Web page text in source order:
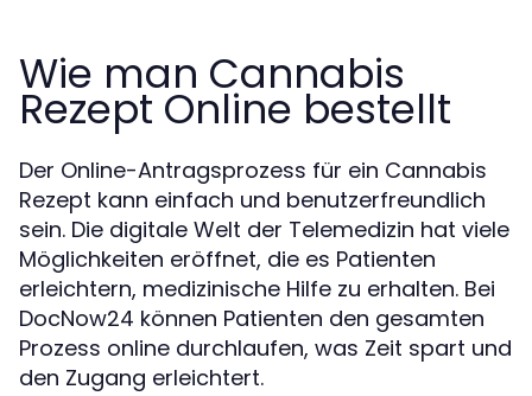
Wie man Cannabis
Rezept Online bestellt
Der Online-Antragsprozess für ein Cannabis
Rezept kann einfach und benutzerfreundlich
sein. Die digitale Welt der Telemedizin hat viele
Möglichkeiten eröffnet, die es Patienten
erleichtern, medizinische Hilfe zu erhalten. Bei
DocNow24 können Patienten den gesamten
Prozess online durchlaufen, was Zeit spart und
den Zugang erleichtert.